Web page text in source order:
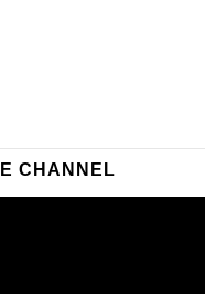
CHANNEL